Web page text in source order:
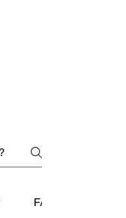
FAQ Imprimante